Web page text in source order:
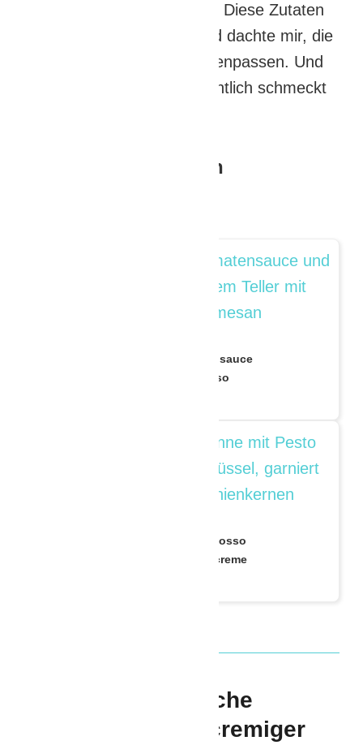
durch Zufall entstanden ist. Diese Zutaten
hatte ich noch zuhause und dachte mir, die
könnten doch gut zusammenpassen. Und
es war richtig lecker! Hoffentlich schmeckt
Dann könnte dir auch
Ravioli mit Tomatensauce
und Pesto Rosso
Penne mit Pesto Rosso
und Kräuterfrischcreme
Vegetarische
Spaghetti mit cremiger